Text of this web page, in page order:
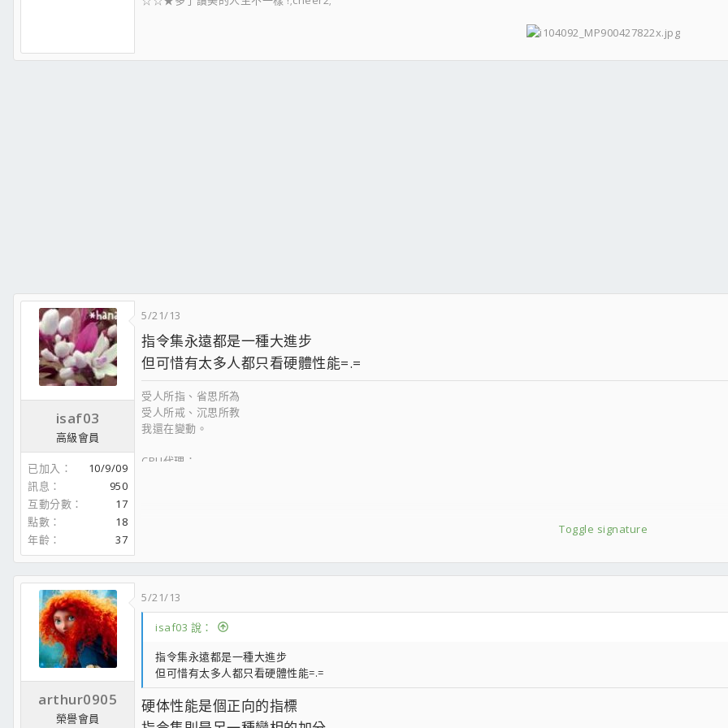
isaf03
高級會員
已加入
10/9/09
訊息
950
互動分數
17
點數
18
年齡
37
5/21/13
指令集永遠都是一種大進步
但可惜有太多人都只看硬體性能=.=
Toggle signature
受人所指、省思所為
受人所戒、沉思所教
我還在變動。
CPU代理：
arthur0905
榮譽會員
5/21/13
isaf03 說：
指令集永遠都是一種大進步
但可惜有太多人都只看硬體性能=.=
硬体性能是個正向的指標